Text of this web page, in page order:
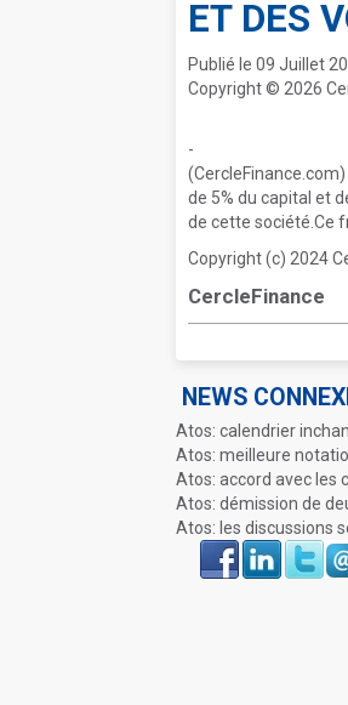
ET DES
Publié le 09 Juillet
Copyright © 2026
-
de 5% du capital et
de cette société.Ce
Copyright (c) 2024
CercleFinance
NEWS
Atos: calendrier
Atos: meilleure
Atos: accord avec les
Atos: démission de
Atos: les discussions
Face
book
LinkIn Twitter